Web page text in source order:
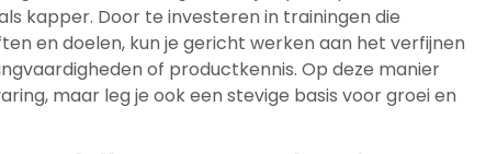
kapper. Door te investeren in trainingen die
en doelen, kun je gericht werken aan het verfijnen
of productkennis. Op deze manier
maar leg je ook een stevige basis voor groei en